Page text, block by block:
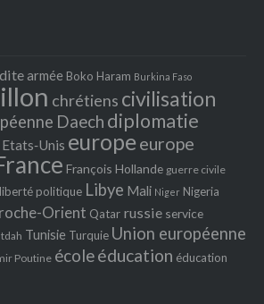
armée Boko Haram Burkina Faso
chrétiens civilisation
Daech diplomatie
Etats‐Unis europeeurope
François Hollande guerre civile
liberté politique Libye Mali Niger Nigeria
Orient Qatar russie service
tdah Tunisie Turquie Union européenne
Poutine écoleéducation éducation